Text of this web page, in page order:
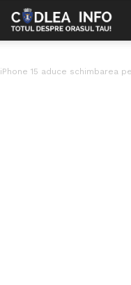
iPhone 15 aduce schimbarea pe care o doreau